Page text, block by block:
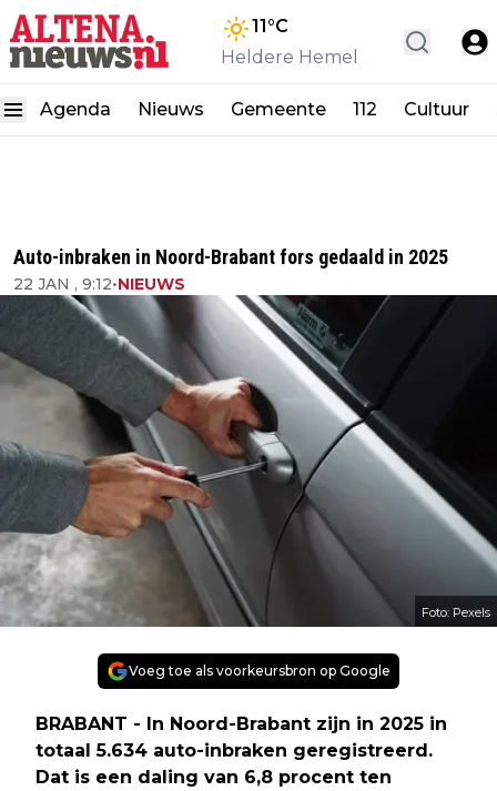
11°C
Heldere Hemel
Agenda Nieuws Gemeente 112 Cultuur
Auto-inbraken in Noord-Brabant fors gedaald in 2025
22 JAN , 9:12•NIEUWS
Foto: Pexels
Voeg toe als voorkeursbron op Google
BRABANT - In Noord-Brabant zijn in 2025 in
totaal 5.634 auto-inbraken geregistreerd.
Dat is een daling van 6,8 procent ten